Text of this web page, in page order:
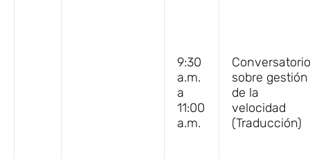
9:30
a.m.
a
11:00
a.m.
Conversatorio
sobre gestión
de la
velocidad
(Traducción)